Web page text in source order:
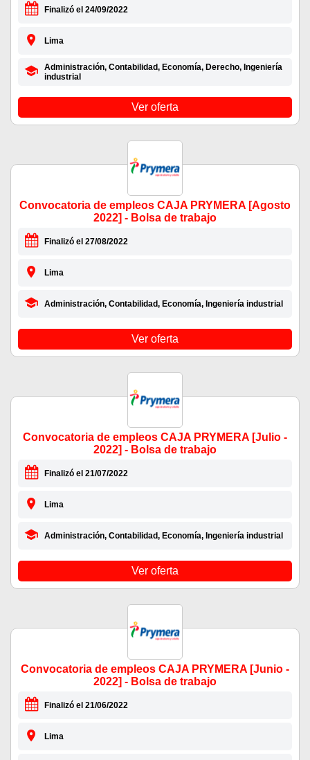
Finalizó el 24/09/2022
Lima
Administración, Contabilidad, Economía, Derecho, Ingeniería
industrial
Ver oferta
Convocatoria de empleos CAJA PRYMERA [Agosto
2022] - Bolsa de trabajo
Finalizó el 27/08/2022
Lima
Administración, Contabilidad, Economía, Ingeniería industrial
Ver oferta
Convocatoria de empleos CAJA PRYMERA [Julio -
2022] - Bolsa de trabajo
Finalizó el 21/07/2022
Lima
Administración, Contabilidad, Economía, Ingeniería industrial
Ver oferta
Convocatoria de empleos CAJA PRYMERA [Junio -
2022] - Bolsa de trabajo
Finalizó el 21/06/2022
Lima